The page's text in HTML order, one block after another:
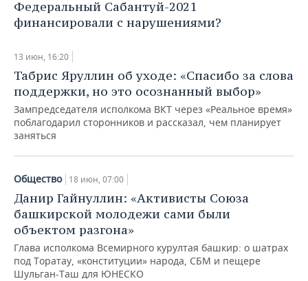
Федеральный Сабантуй-2021
финансировали с нарушениями?
13 июн, 16:20
Табрис Яруллин об уходе: «Спасибо за слова
поддержки, но это осознанный выбор»
Зампредседателя исполкома ВКТ через «Реальное время»
поблагодарил сторонников и рассказал, чем планирует
заняться
Общество 18 июн, 07:00
Данир Гайнуллин: «Активисты Союза
башкирской молодежи сами были
объектом разгона»
Глава исполкома Всемирного курултая башкир: о шатрах
под Торатау, «конституции» народа, СБМ и пещере
Шульган-Таш для ЮНЕСКО